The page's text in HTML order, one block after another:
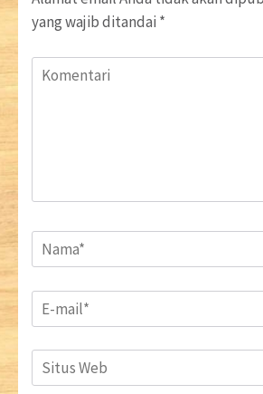
yang wajib ditandai *
Komentari
Name*
Email*
Situs
Web